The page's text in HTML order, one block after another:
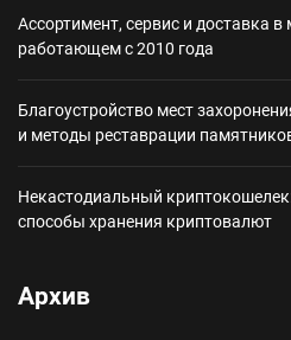
Ассортимент, сервис и доставка
работающем с 2010 года
Благоустройство мест
и методы реставрации
Некастодиальный
способы хранения криптовалют
Архив